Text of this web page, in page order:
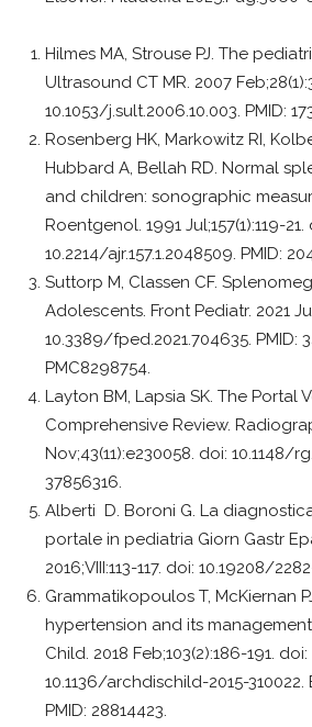
Hilmes MA, Strouse PJ. The
Ultrasound CT MR. 2007
10.1053/j.sult.2006.10.003. PMID:
Rosenberg HK, Markowitz RI,
Hubbard A, Bellah RD. Normal
and children: sonographic
Roentgenol. 1991 Jul;157(1):119-21.
10.2214/ajr.157.1.2048509. PMID:
Suttorp M, Classen CF.
Adolescents. Front Pediatr. 2021
10.3389/fped.2021.704635. PMID:
PMC8298754.
Layton BM, Lapsia SK. The Portal
Comprehensive Review.
Nov;43(11):e230058. doi: 10.1148/
37856316.
Alberti D. Boroni G. La
portale in pediatria Giorn Gastr
2016;VIII:113-117. doi: 10.19208/
Grammatikopoulos T, McKiernan
hypertension and its
Child. 2018 Feb;103(2):186-191. doi:
10.1136/archdischild-2015-310022.
PMID: 28814423.